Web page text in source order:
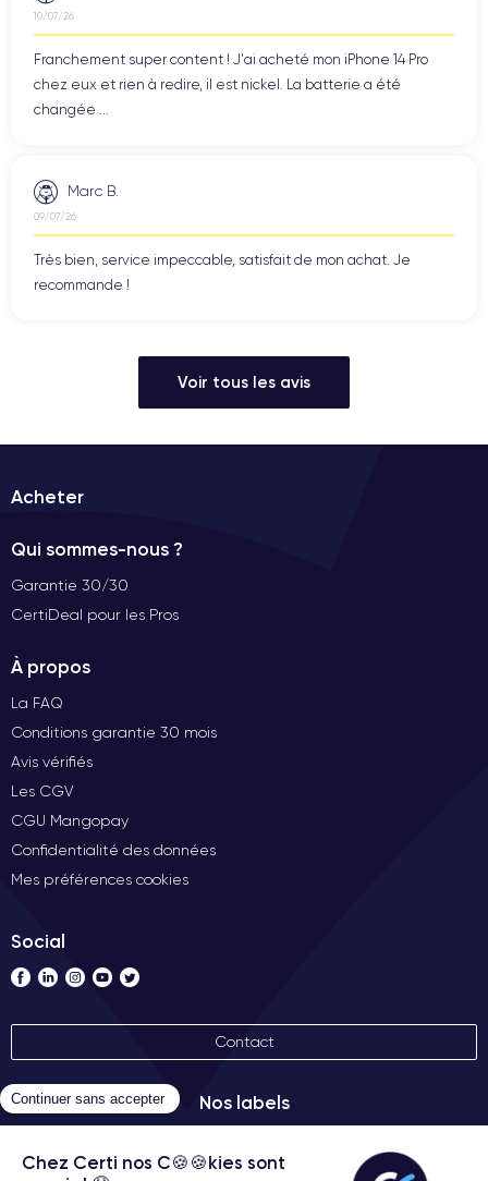
10/07/26
Franchement super content ! J'ai acheté mon iPhone 14 Pro
chez eux et rien à redire, il est nickel. La batterie a été
changée ...
Marc B.
09/07/26
Très bien, service impeccable, satisfait de mon achat. Je
recommande !
Voir tous les avis
Acheter
Qui sommes-nous ?
Garantie 30/30
CertiDeal pour les Pros
À propos
La FAQ
Conditions garantie 30 mois
Avis vérifiés
Les CGV
CGU Mangopay
Confidentialité des données
Mes préférences cookies
Social
Contact
Nos labels